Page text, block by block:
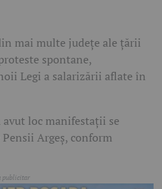
mai multe județe ale țării
spontane,
Legi a salarizării aflate în
loc manifestații se
Pensii Argeș, conform